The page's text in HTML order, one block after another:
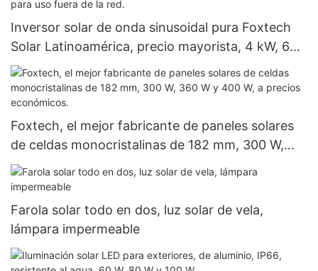
Inversor solar de onda sinusoidal pura Foxtech
Solar Latinoamérica, precio mayorista, 4 kW, 6
kW, 48 V, 120/240 V, para uso fuera de la red.
Foxtech, el mejor fabricante de paneles solares
de celdas monocristalinas de 182 mm, 300 W,
360 W y 400 W, a precios económicos.
Farola solar todo en dos, luz solar de vela,
lámpara impermeable